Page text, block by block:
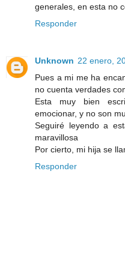
generales, en esta no
Responder
Unknown 22 enero,
Pues a mi me ha
no cuenta verdades
Esta muy bien
emocionar, y no son
Seguiré leyendo a
maravillosa
Por cierto, mi hija se
Responder